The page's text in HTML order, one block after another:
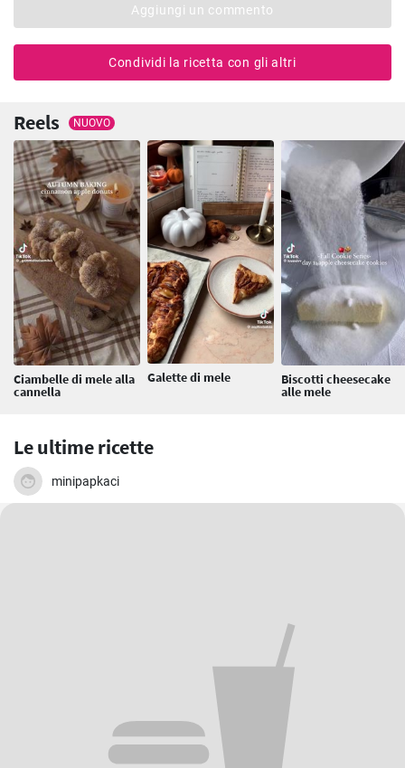
Aggiungi un commento
Condividi la ricetta con gli altri
Reels NUOVO
Ciambelle di mele alla
cannella
Galette di mele Biscotti cheesecake
alle mele
Le ultime ricette
minipapkaci